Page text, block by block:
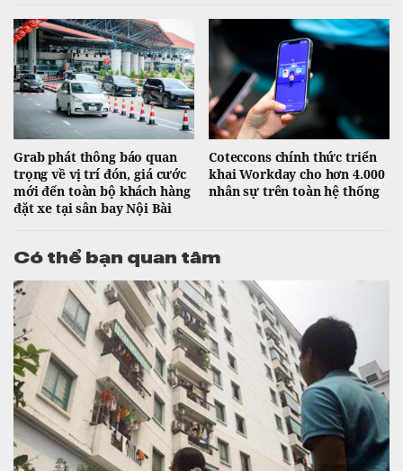
Grab phát thông báo quan
trọng về vị trí đón, giá cước
mới đến toàn bộ khách hàng
đặt xe tại sân bay Nội Bài
Coteccons chính thức triển
khai Workday cho hơn 4.000
nhân sự trên toàn hệ thống
Có thể bạn quan tâm